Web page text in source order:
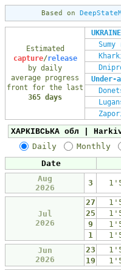
Based on
Estimated
capture/release
by daily
average progress
front for the last
365 days
UKRAINE
Under-
Daily Monthly
Date
Aug
2026
3
Jul
2026
27
25
9
1
Jun
2026
23
19